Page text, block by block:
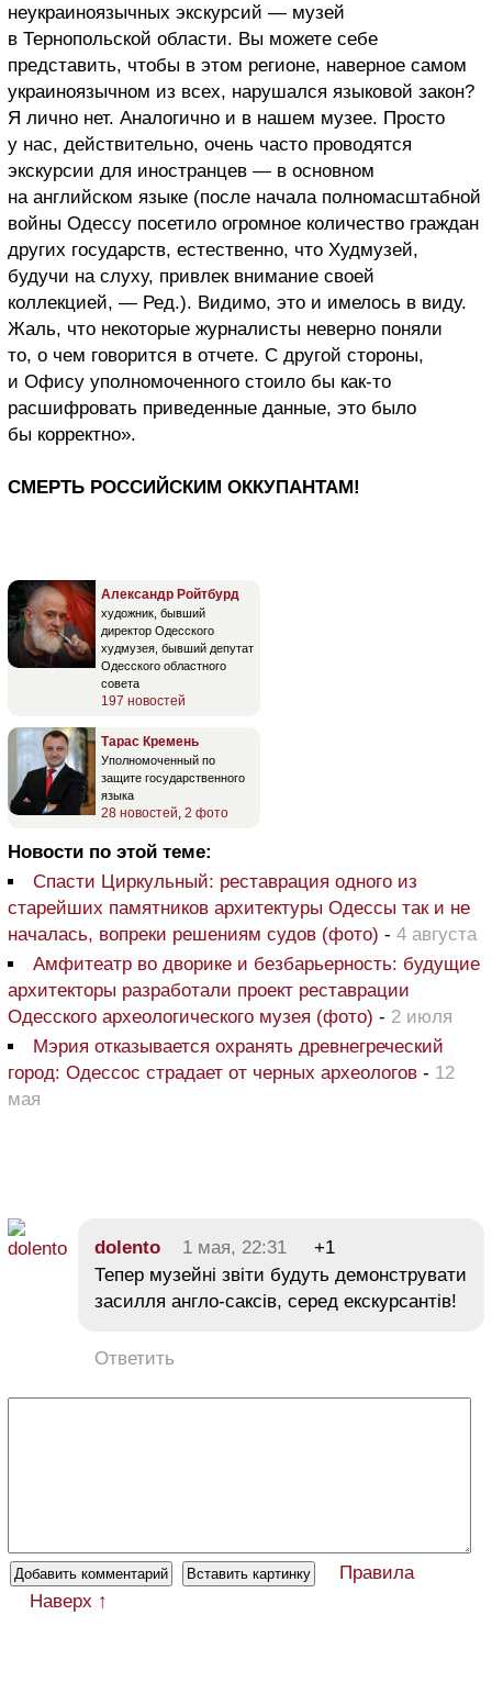
неукраиноязычных экскурсий — музей
в Тернопольской области. Вы можете себе
представить, чтобы в этом регионе, наверное самом
украиноязычном из всех, нарушался языковой закон?
Я лично нет. Аналогично и в нашем музее. Просто
у нас, действительно, очень часто проводятся
экскурсии для иностранцев — в основном
на английском языке (после начала полномасштабной
войны Одессу посетило огромное количество граждан
других государств, естественно, что Худмузей,
будучи на слуху, привлек внимание своей
коллекцией, — Ред.). Видимо, это и имелось в виду.
Жаль, что некоторые журналисты неверно поняли
то, о чем говорится в отчете. С другой стороны,
и Офису уполномоченного стоило бы как-то
расшифровать приведенные данные, это было
бы корректно».
СМЕРТЬ РОССИЙСКИМ ОККУПАНТАМ!
Александр Ройтбурд
художник, бывший
директор Одесского
худмузея, бывший депутат
Одесского областного
совета
197 новостей
Тарас Кремень
Уполномоченный по
защите государственного
языка
28 новостей, 2 фото
Новости по этой теме:
Спасти Циркульный: реставрация одного из
старейших памятников архитектуры Одессы так и не
началась, вопреки решениям судов (фото) - 4 августа
Амфитеатр во дворике и безбарьерность: будущие
архитекторы разработали проект реставрации
Одесского археологического музея (фото) - 2 июля
Мэрия отказывается охранять древнегреческий
город: Одессос страдает от черных археологов - 12
мая
dolento 1 мая, 22:31
+1
Тепер музейні звіти будуть демонструвати
засилля англо-саксів, серед екскурсантів!
Ответить
Правила
Наверх ↑